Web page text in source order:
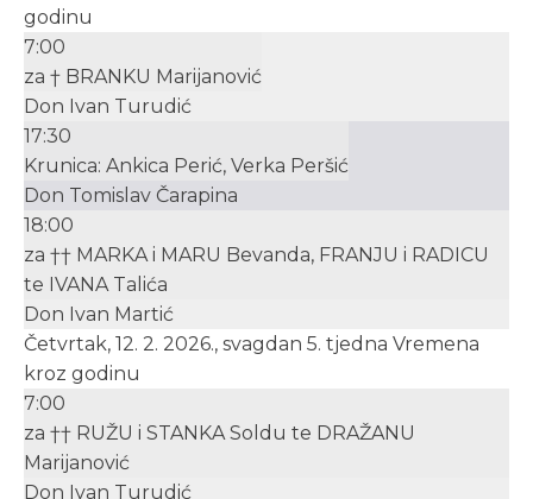
godinu
7:00
za † BRANKU Marijanović
Don Ivan Turudić
17:30
Krunica: Ankica Perić, Verka Peršić
Don Tomislav Čarapina
18:00
za †† MARKA i MARU Bevanda, FRANJU i RADICU
te IVANA Talića
Don Ivan Martić
Četvrtak, 12. 2. 2026., svagdan 5. tjedna Vremena
kroz godinu
7:00
za †† RUŽU i STANKA Soldu te DRAŽANU
Marijanović
Don Ivan Turudić